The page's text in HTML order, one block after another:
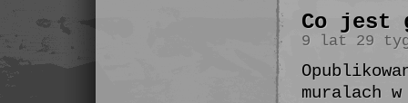
Co jest
9 lat 29
muralach